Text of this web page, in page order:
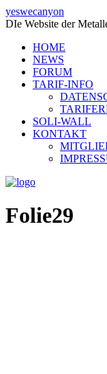
yeswecanyon
DIe Website der
HOME
NEWS
FORUM
TARIF-INFO
SOLI-WALL
KONTAKT
Folie29